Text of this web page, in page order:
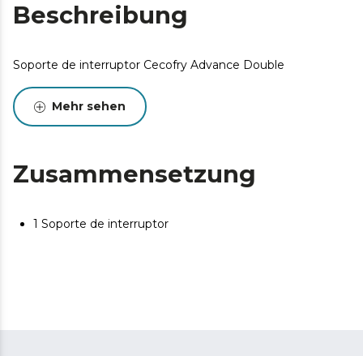
Beschreibung
Soporte de interruptor Cecofry Advance Double
Mehr sehen
Zusammensetzung
1 Soporte de interruptor